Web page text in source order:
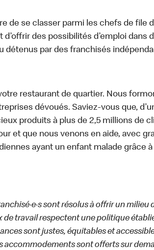
de se classer parmi les chefs de file
des possibilités d’emploi dans
détenus par des franchisés
restaurant de quartier. Nous
dévoués. Saviez-vous que,
produits à plus de 2,5 millions de
et que nous venons en aide, avec
ayant un enfant malade grâce
sont résolus à offrir un milieu
de travail respectent une politique
sont justes, équitables et
accommodements sont offerts sur